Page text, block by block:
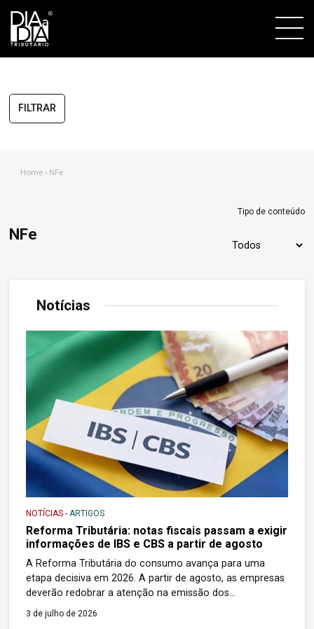
FILTRAR
Home › NFe
NFe
Tipo de conteúdo
Notícias
NOTÍCIAS -ARTIGOS
Reforma Tributária: notas fiscais passam a exigir
informações de IBS e CBS a partir de agosto
A Reforma Tributária do consumo avança para uma
etapa decisiva em 2026. A partir de agosto, as empresas
deverão redobrar a atenção na emissão dos
documentos fiscais eletrônicos, pois o preenchimento
dos campos relativos ao Imposto sobre Bens e Serviços
3 de julho de 2026